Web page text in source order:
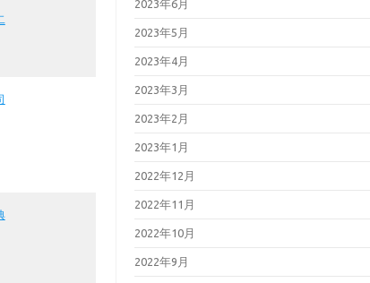
2023年6月
2023年5月
2023年4月
2023年3月
2023年2月
2023年1月
2022年12月
2022年11月
2022年10月
2022年9月